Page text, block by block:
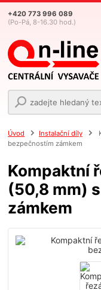
+420 773 996 089
(Po-Pá, 8-16.30 hod.)
Úvod Instalační díly
bezpečnostím zámkem
Kompaktní
(50,8 mm)
zámkem